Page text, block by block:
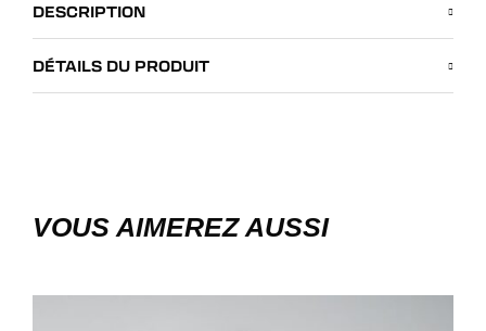
DESCRIPTION
DÉTAILS DU PRODUIT
VOUS AIMEREZ AUSSI